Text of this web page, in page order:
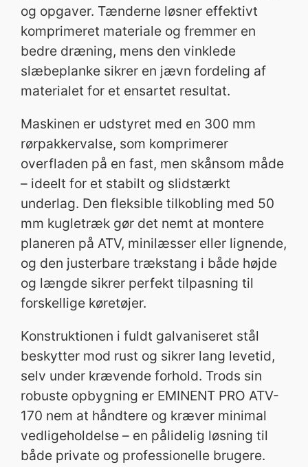
l
og opgaver. Tænderne løsner effektivt
komprimeret materiale og fremmer en
bedre dræning, mens den vinklede
slæbeplanke sikrer en jævn fordeling af
materialet for et ensartet resultat.
Maskinen er udstyret med en 300 mm
rørpakkervalse, som komprimerer
overfladen på en fast, men skånsom måde
– ideelt for et stabilt og slidstærkt
underlag. Den fleksible tilkobling med 50
mm kugletræk gør det nemt at montere
planeren på ATV, minilæsser eller lignende,
og den justerbare trækstang i både højde
og længde sikrer perfekt tilpasning til
forskellige køretøjer.
Konstruktionen i fuldt galvaniseret stål
beskytter mod rust og sikrer lang levetid,
selv under krævende forhold. Trods sin
robuste opbygning er EMINENT PRO ATV-
170 nem at håndtere og kræver minimal
vedligeholdelse – en pålidelig løsning til
både private og professionelle brugere.